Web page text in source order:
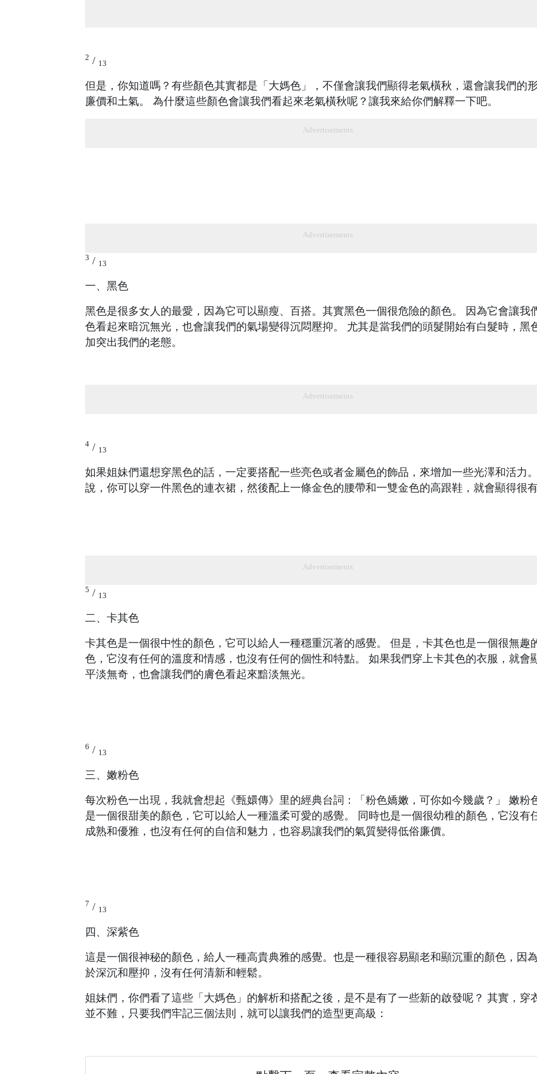
2 / 13
但是，你知道嗎？有些顏色其實都是「大媽色」，不僅會讓我們顯得老氣橫秋，還會讓我們的
廉價和土氣。 為什麼這些顏色會讓我們看起來老氣橫秋呢？讓我來給你們解釋一下吧。
Advertisements
Advertisements
3 / 13
一、黑色
黑色是很多女人的最愛，因為它可以顯瘦、百搭。其實黑色一個很危險的顏色。 因為它會讓我
色看起來暗沉無光，也會讓我們的氣場變得沉悶壓抑。 尤其是當我們的頭髮開始有白髮時，黑
加突出我們的老態。
Advertisements
4 / 13
如果姐妹們還想穿黑色的話，一定要搭配一些亮色或者金屬色的飾品，來增加一些光澤和活力
說，你可以穿一件黑色的連衣裙，然後配上一條金色的腰帶和一雙金色的高跟鞋，就會顯得很
Advertisements
5 / 13
二、卡其色
卡其色是一個很中性的顏色，它可以給人一種穩重沉著的感覺。 但是，卡其色也是一個很無趣
色，它沒有任何的溫度和情感，也沒有任何的個性和特點。 如果我們穿上卡其色的衣服，就會
平淡無奇，也會讓我們的膚色看起來黯淡無光。
6 / 13
三、嫩粉色
每次粉色一出現，我就會想起《甄嬛傳》里的經典台詞：「粉色嬌嫩，可你如今幾歲？」 嫩粉
是一個很甜美的顏色，它可以給人一種溫柔可愛的感覺。 同時也是一個很幼稚的顏色，它沒有
成熟和優雅，也沒有任何的自信和魅力，也容易讓我們的氣質變得低俗廉價。
7 / 13
四、深紫色
這是一個很神秘的顏色，給人一種高貴典雅的感覺。也是一種很容易顯老和顯沉重的顏色，因
於深沉和壓抑，沒有任何清新和輕鬆。
姐妹們，你們看了這些「大媽色」的解析和搭配之後，是不是有了一些新的啟發呢？ 其實，穿
並不難，只要我們牢記三個法則，就可以讓我們的造型更高級：